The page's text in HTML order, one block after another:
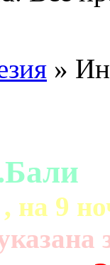
»
на 9